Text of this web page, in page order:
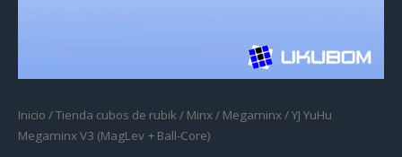
Inicio /Tienda cubos de rubik/ Minx/ Megaminx/ YJ YuHu
Megaminx V3 (MagLev + Ball-Core)